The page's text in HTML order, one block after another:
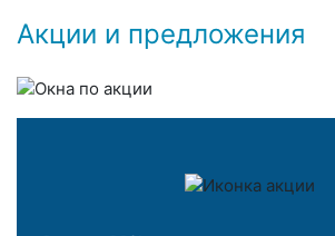
Акции и предложения